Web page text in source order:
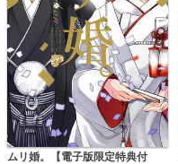
ムリ婚。【電子版限定特典付